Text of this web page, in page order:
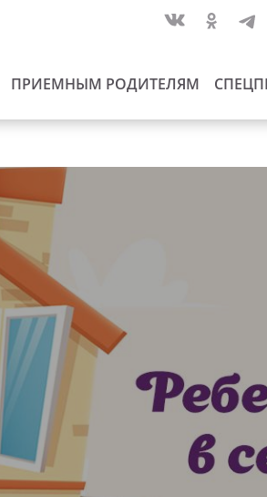
ПРИЕМНЫМ РОДИТЕЛЯМ